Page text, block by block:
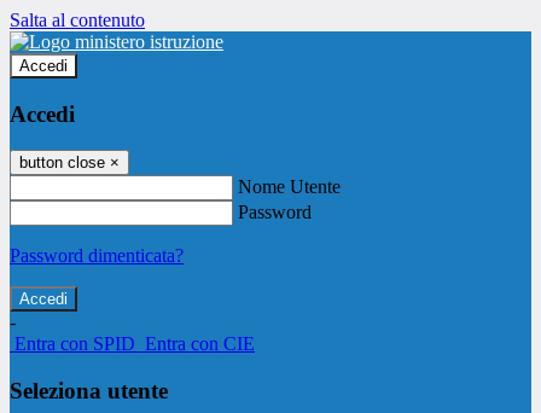
Salta al contenuto
Accedi
Accedi
button close ×
Nome Utente
Password
Password dimenticata?
-
Entra con SPID Entra con CIE
Seleziona utente